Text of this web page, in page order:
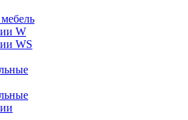
W
WS